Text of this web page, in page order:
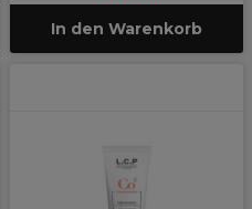
In den Warenkorb